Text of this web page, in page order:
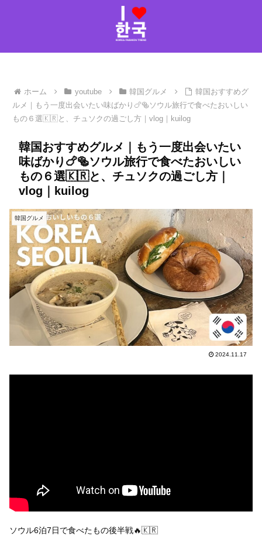
ホーム youtube 韓国グルメ
韓国おすすめグ
ルメ｜もう一度出会いたい味ばかり🍗🥯ソウル旅行で食べたおいしい
もの６選🇰🇷と、チュソクの過ごし方｜vlog｜kuilog
韓国おすすめグルメ｜もう一度出会いたい
味ばかり🍗🥯ソウル旅行で食べたおいしい
もの６選🇰🇷と、チュソクの過ごし方｜
vlog｜kuilog
韓国グルメ
2024.11.17
ソウル6泊7日で食べたもの後半戦🔥🇰🇷